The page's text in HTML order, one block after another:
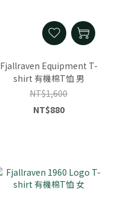
Fjallraven Equipment T-
shirt 有機棉T恤 男
NT$1,600
NT$880